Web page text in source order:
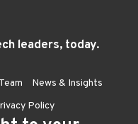
leaders, today.
News & Insights
Policy